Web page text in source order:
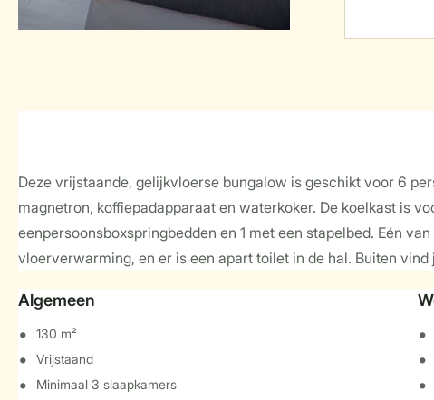
Deze vrijstaande, gelijkvloerse bungalow is geschikt voor 6
magnetron, koffiepadapparaat en waterkoker. De koelkast is
eenpersoonsboxspringbedden en 1 met een stapelbed. Eén
vloerverwarming, en er is een apart toilet in de hal. Buiten
Algemeen
130 m²
Vrijstaand
Minimaal 3 slaapkamers